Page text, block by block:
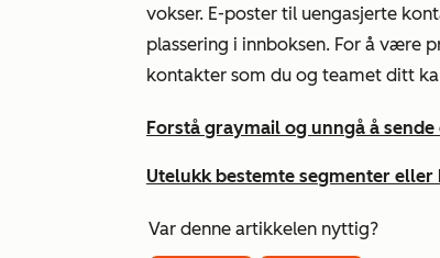
vokser. E-poster til uengasjerte
plassering i innboksen. For å være
kontakter som du og teamet ditt
Forstå graymail og unngå å
Utelukk bestemte segmenter
Var denne artikkelen nyttig?